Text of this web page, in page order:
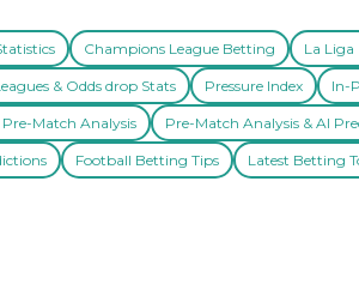
Champions League Betting La Liga
& Odds drop Stats Pressure Index In-
Pre-Match Analysis Pre-Match Analysis & AI
Football Betting Tips Latest Betting